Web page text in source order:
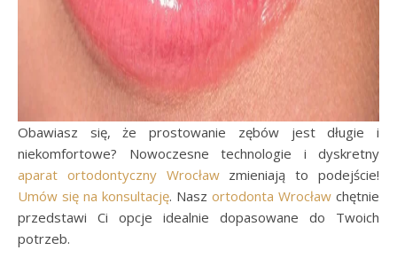
Obawiasz się, że prostowanie zębów jest długie i
niekomfortowe? Nowoczesne technologie i dyskretny
aparat ortodontyczny Wrocławzmieniają to podejście!
Umów się na konsultację. Nasz ortodonta Wrocław chętnie
przedstawi Ci opcje idealnie dopasowane do Twoich
potrzeb.